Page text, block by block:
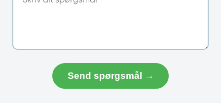
Send spørgsmål →